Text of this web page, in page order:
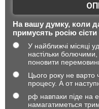
На вашу думку, коли
примусять росію сісти
У найближчі місяці
настільки
поновити
Цього року не варто
процесу. А от
рф навпаки піде на
намагатиметься